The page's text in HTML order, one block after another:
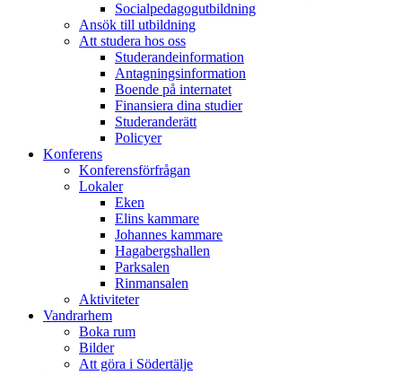
Socialpedagog­utbildning
Ansök till utbildning
Att studera hos oss
Studerande­information
Antagningsinformation
Boende på internatet
Finansiera dina studier
Studeranderätt
Policyer
Konferens
Konferens­förfrågan
Lokaler
Eken
Elins kammare
Johannes kammare
Hagabergshallen
Parksalen
Rinmansalen
Aktiviteter
Vandrarhem
Boka rum
Bilder
Att göra i Södertälje